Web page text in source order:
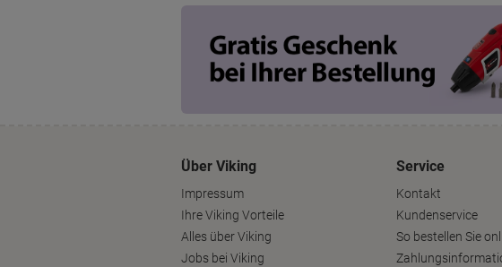
Über Viking
Impressum
Ihre Viking Vorteile
Alles über Viking
Jobs bei Viking
Service
Kontakt
Kundenservice
So bestellen Sie